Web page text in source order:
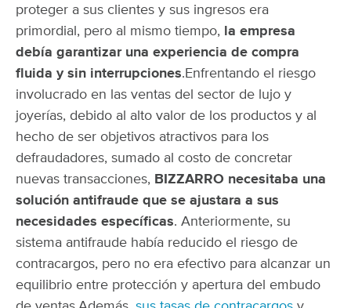
proteger a sus clientes y sus ingresos era
primordial, pero al mismo tiempo, la empresa
debía garantizar una experiencia de compra
fluida y sin interrupciones. Enfrentando el riesgo
involucrado en las ventas del sector de lujo y
joyerías, debido al alto valor de los productos y al
hecho de ser objetivos atractivos para los
defraudadores, sumado al costo de concretar
nuevas transacciones, BIZZARRO necesitaba una
solución antifraude que se ajustara a sus
necesidades específicas. Anteriormente, su
sistema antifraude había reducido el riesgo de
contracargos, pero no era efectivo para alcanzar un
equilibrio entre protección y apertura del embudo